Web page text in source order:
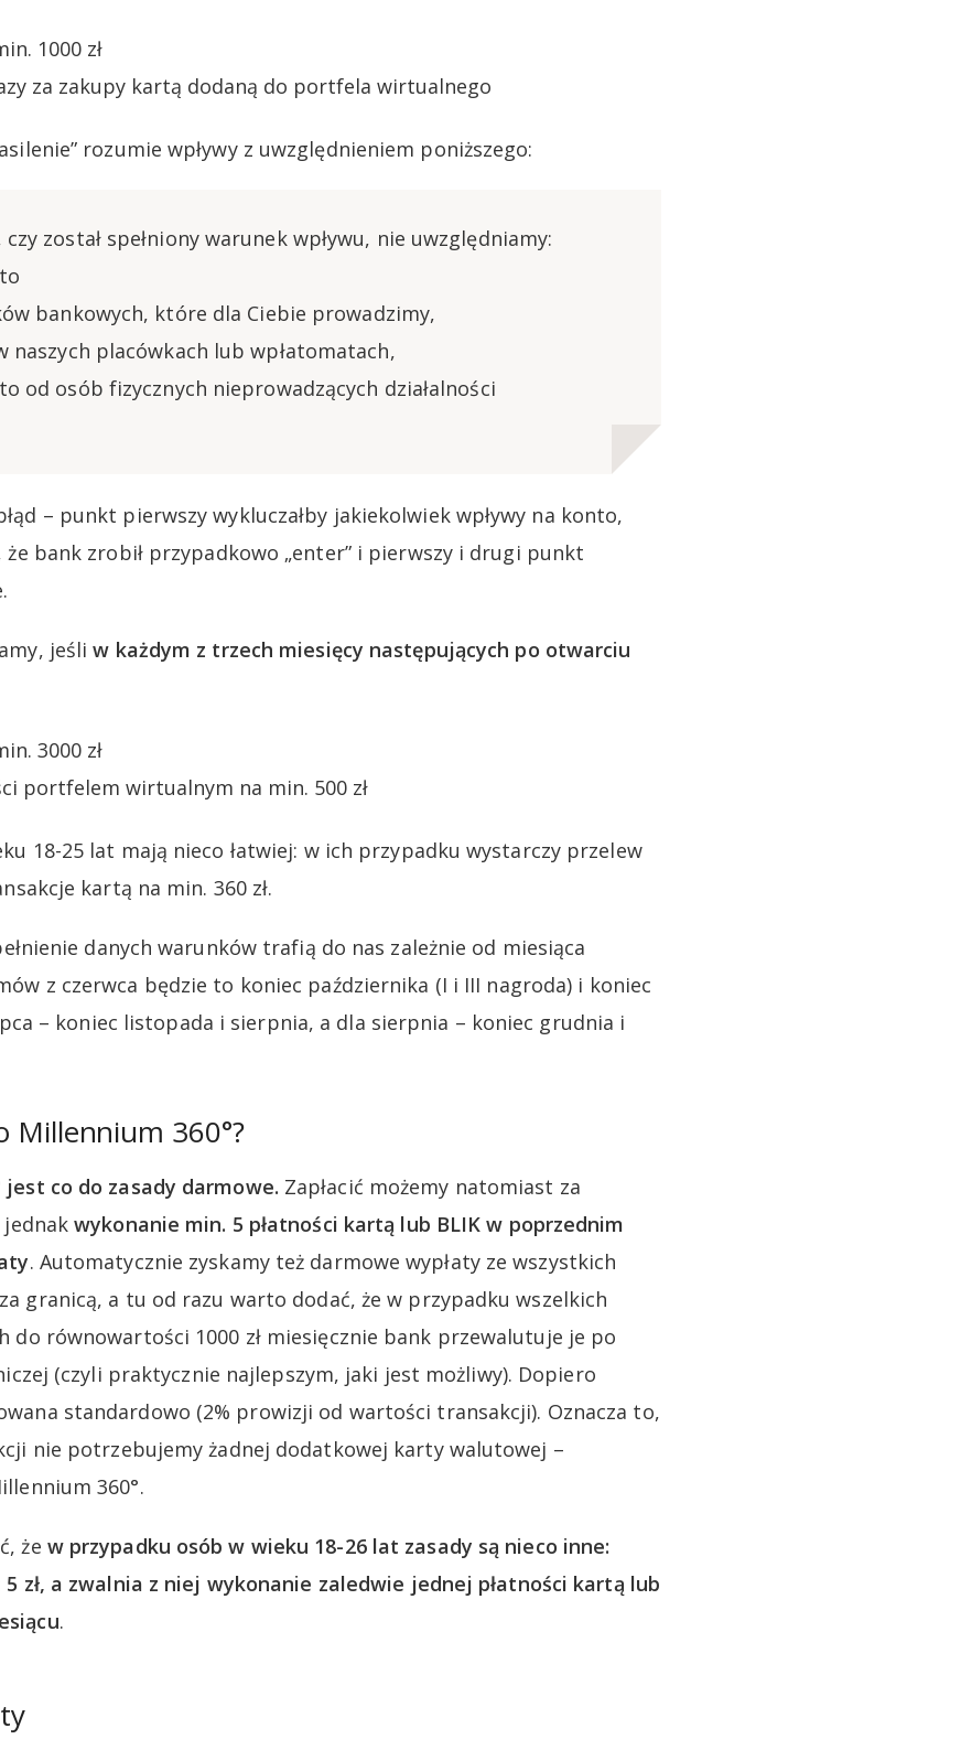
1000 zł
za zakupy kartą dodaną do portfela wirtualnego
rozumie wpływy z uwzględnieniem poniższego:
został spełniony warunek wpływu, nie uwzględniamy:
bankowych, które dla Ciebie prowadzimy,
naszych placówkach lub wpłatomatach,
od osób fizycznych nieprowadzących działalności
– punkt pierwszy wykluczałby jakiekolwiek wpływy na konto,
bank zrobił przypadkowo „enter” i pierwszy i drugi punkt
jeśliw każdym z trzech miesięcy następujących po otwarciu
3000 zł
portfelem wirtualnym na min. 500 zł
18-25 lat mają nieco łatwiej: w ich przypadku wystarczy przelew
kartą na min. 360 zł.
danych warunków trafią do nas zależnie od miesiąca
z czerwca będzie to koniec października (I i III nagroda) i koniec
– koniec listopada i sierpnia, a dla sierpnia – koniec grudnia i
Millennium 360°?
co do zasady darmowe. Zapłacić możemy natomiast za
jednakwykonanie min. 5 płatności kartą lub BLIK w poprzednim
. Automatycznie zyskamy też darmowe wypłaty ze wszystkich
granicą, a tu od razu warto dodać, że w przypadku wszelkich
do równowartości 1000 zł miesięcznie bank przewalutuje je po
(czyli praktycznie najlepszym, jaki jest możliwy). Dopiero
standardowo (2% prowizji od wartości transakcji). Oznacza to,
nie potrzebujemy żadnej dodatkowej karty walutowej –
360°.
że w przypadku osób w wieku 18-26 lat zasady są nieco inne:
zł, a zwalnia z niej wykonanie zaledwie jednej płatności kartą lub
.